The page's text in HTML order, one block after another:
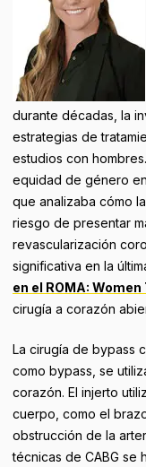
durante décadas, la
estrategias de
estudios con
equidad de género
que analizaba cómo
riesgo de presentar
revascularización
significativa en la
en el ROMA: Women
cirugía a corazón
La cirugía de bypass
como bypass, se
corazón. El injerto
cuerpo, como el
obstrucción de la
técnicas de CABG se